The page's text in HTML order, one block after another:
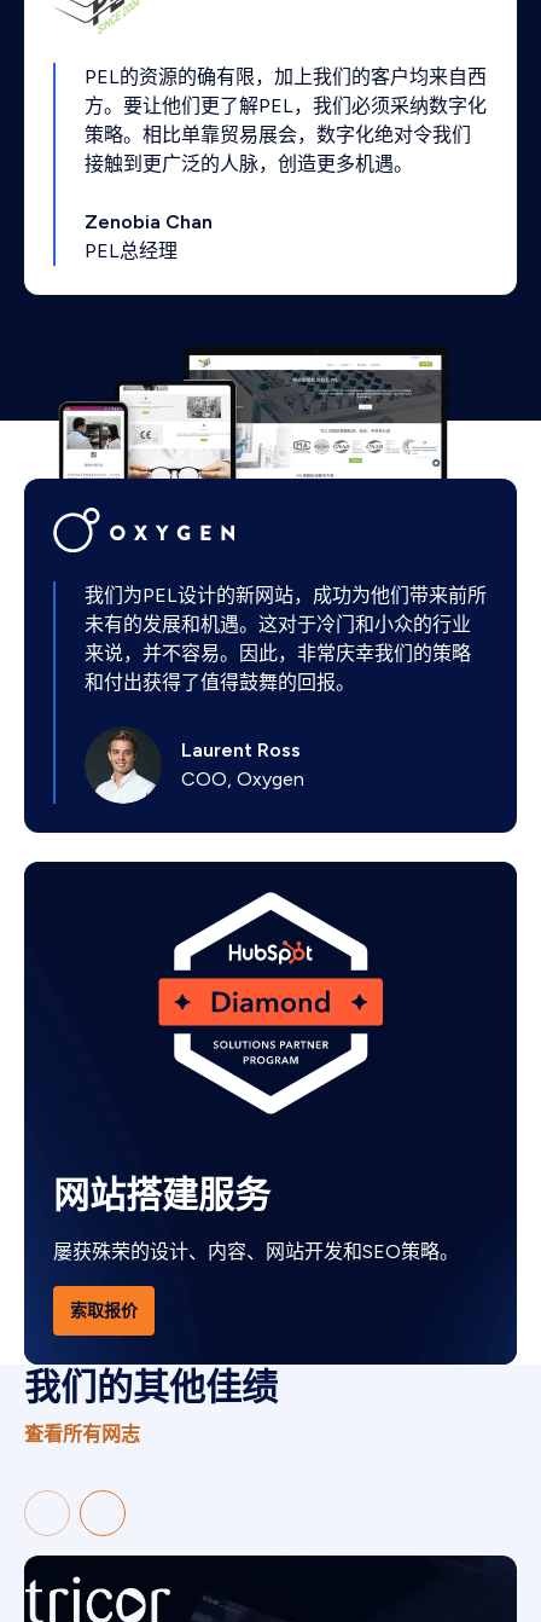
PEL的资源的确有限，加上我们的客户均来自西
方。要让他们更了解PEL，我们必须采纳数字化
策略。相比单靠贸易展会，数字化绝对令我们
接触到更广泛的人脉，创造更多机遇。
Zenobia Chan
PEL总经理
我们为PEL设计的新网站，成功为他们带来前所
未有的发展和机遇。这对于冷门和小众的行业
来说，并不容易。因此，非常庆幸我们的策略
和付出获得了值得鼓舞的回报。
Laurent Ross
COO, Oxygen
网站搭建服务
屡获殊荣的设计、内容、网站开发和SEO策略。
索取报价
我们的其他佳绩
查看所有网志